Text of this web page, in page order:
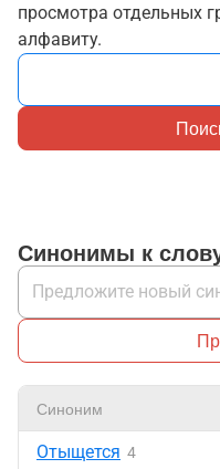
просмотра отдельных
алфавиту.
Синонимы к
Синоним
Отыщется 4